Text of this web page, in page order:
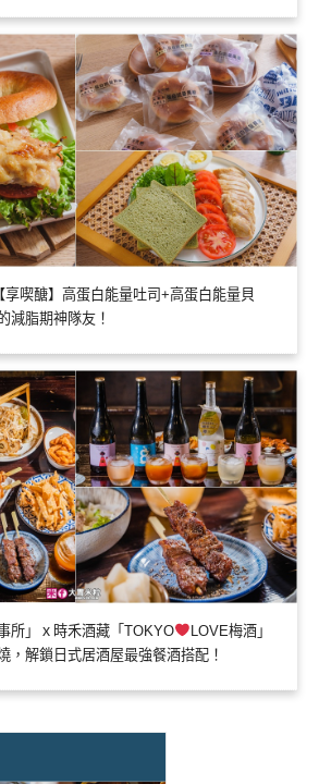
喫醣】高蛋白能量吐司+高蛋白能量貝
減脂期神隊友！
所」ｘ時禾酒藏「TOKYO
LOVE梅酒」
，解鎖日式居酒屋最強餐酒搭配！